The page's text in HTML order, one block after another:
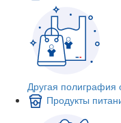
Другая полиграфия
Продукты